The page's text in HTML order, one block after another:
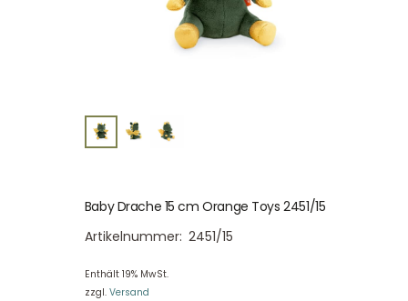
Baby Drache 15 cm Orange Toys 2451/15
Artikelnummer: 2451/15
Enthält 19% MwSt.
zzgl. Versand